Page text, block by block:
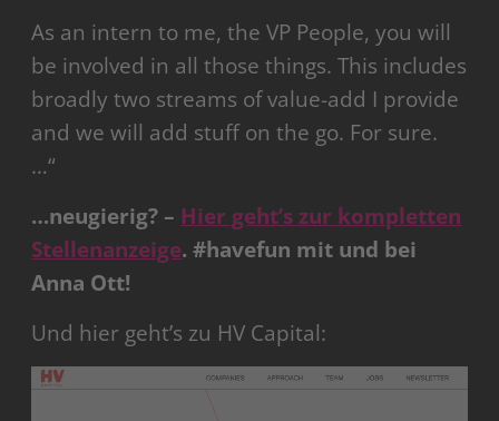
As an intern to me, the VP People, you will
be involved in all those things. This includes
broadly two streams of value-add I provide
and we will add stuff on the go. For sure.
…“
…neugierig? – Hier geht’s zur kompletten
Stellenanzeige. #havefun mit und bei
Anna Ott!
Und hier geht’s zu HV Capital: